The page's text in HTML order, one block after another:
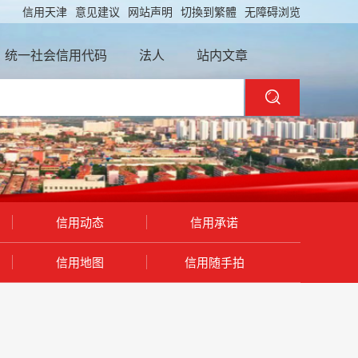
无障碍浏览
切換到繁體
网站声明
意见建议
信用天津
统一社会信用代码 法人 站内文章
信用动态 信用承诺
信用地图 信用随手拍